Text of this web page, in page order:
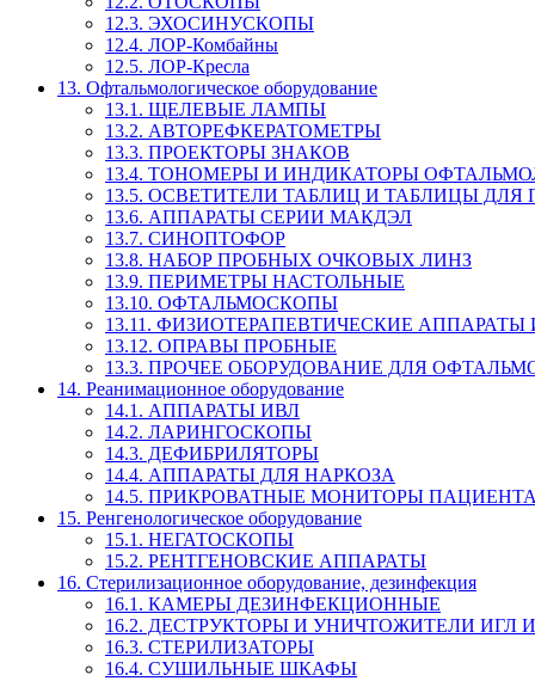
12.3. ЭХОСИНУСКОПЫ
12.4. ЛОР-Комбайны
12.5. ЛОР-Кресла
13. Офтальмологическое оборудование
13.1. ЩЕЛЕВЫЕ ЛАМПЫ
13.2. АВТОРЕФКЕРАТОМЕТРЫ
13.3. ПРОЕКТОРЫ ЗНАКОВ
13.4. ТОНОМЕРЫ И ИНДИКАТОРЫ
13.5. ОСВЕТИТЕЛИ ТАБЛИЦ И ТАБЛИЦЫ ДЛЯ
13.6. АППАРАТЫ СЕРИИ МАКДЭЛ
13.7. СИНОПТОФОР
13.8. НАБОР ПРОБНЫХ ОЧКОВЫХ ЛИНЗ
13.9. ПЕРИМЕТРЫ НАСТОЛЬНЫЕ
13.10. ОФТАЛЬМОСКОПЫ
13.11. ФИЗИОТЕРАПЕВТИЧЕСКИЕ
13.12. ОПРАВЫ ПРОБНЫЕ
13.3. ПРОЧЕЕ ОБОРУДОВАНИЕ ДЛЯ
14. Реанимационное оборудование
14.1. АППАРАТЫ ИВЛ
14.2. ЛАРИНГОСКОПЫ
14.3. ДЕФИБРИЛЯТОРЫ
14.4. АППАРАТЫ ДЛЯ НАРКОЗА
14.5. ПРИКРОВАТНЫЕ МОНИТОРЫ ПАЦИЕНТА
15. Ренгенологическое оборудование
15.1. НЕГАТОСКОПЫ
15.2. РЕНТГЕНОВСКИЕ АППАРАТЫ
16. Стерилизационное оборудование, дезинфекция
16.1. КАМЕРЫ ДЕЗИНФЕКЦИОННЫЕ
16.2. ДЕСТРУКТОРЫ И УНИЧТОЖИТЕЛИ ИГЛ
16.3. СТЕРИЛИЗАТОРЫ
16.4. СУШИЛЬНЫЕ ШКАФЫ